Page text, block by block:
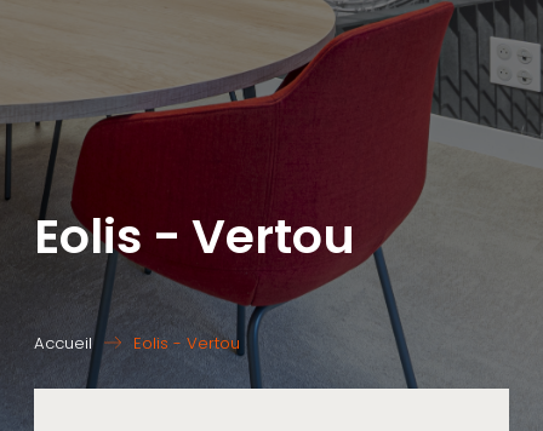
Eolis - Vertou
Accueil Eolis - Vertou